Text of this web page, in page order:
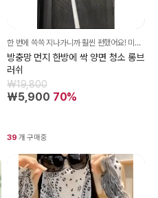
한 번에 쓱쓱 지나가니까 훨씬 편했어요! 미세먼지나 꽃가루도 잘 털리고 촘촘한 틈새까지 닦여서 청소한 뒤에 창문 주변이 훨씬 깔끔해 보여요 ??
방충망 먼지 한방에 싹 양면 청소 롱브
러쉬
₩19,800
₩5,900 70%
39 개 구매중